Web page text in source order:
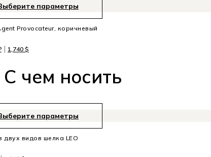
параметры
Provocateur, коричневый
| 1,740 $
C чем носить
параметры
видов шелка LEO